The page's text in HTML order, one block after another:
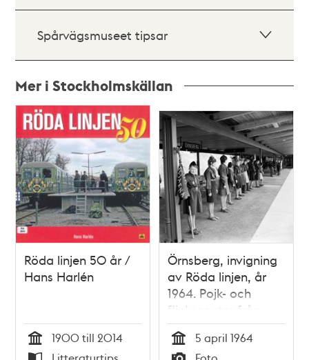
Spårvägsmuseet tipsar
Mer i Stockholmskällan
Relaterade
poster
och
teman
Röda linjen 50 år /
Hans Harlén
Tid
1900 till 2014
Örnsberg, invigning
av Röda linjen, år
1964. Pojk- och
flickscouter från
Mälarhöjdens
scoutkår tog emot
Tid
5 april 1964